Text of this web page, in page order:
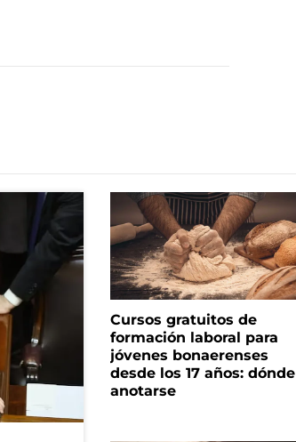
Cursos gratuitos de
formación laboral para
jóvenes bonaerenses
desde los 17 años: dónde
anotarse